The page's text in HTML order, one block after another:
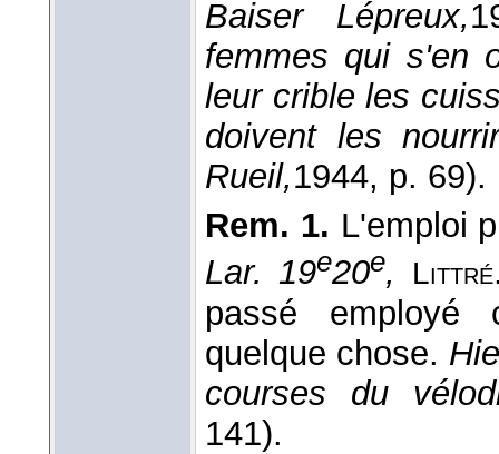
Baiser Lépreux,
femmes qui s'en
leur crible les
doivent les
Rueil,1944, p. 69).
Rem. 1. L'emploi
Lar. 19e20e, Littré
passé employé
quelque chose.
courses du
141).